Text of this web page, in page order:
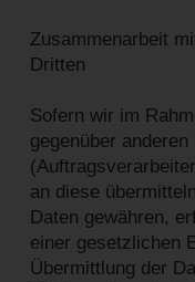
Zusammenarbeit
Dritten
Sofern wir im
gegenüber
an diese
Daten gewähren,
einer gesetzlichen
Übermittlung der